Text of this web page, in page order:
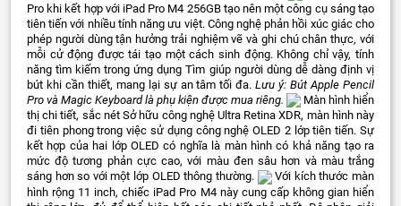
Pro khi kết hợp với iPad Pro M4 256GB tạo nên một công cụ sáng tạo
tiên tiến với nhiều tính năng ưu việt. Công nghệ phản hồi xúc giác cho
phép người dùng tận hưởng trải nghiệm vẽ và ghi chú chân thực, với
mỗi cử động được tái tạo một cách sinh động. Không chỉ vậy, tính
năng tìm kiếm trong ứng dụng Tìm giúp người dùng dễ dàng định vị
bút khi cần thiết, mang lại sự an tâm tối đa.Lưu ý: Bút Apple Pencil
Pro và Magic Keyboard là phụ kiện được mua riêng.
Màn hình hiển
thị chi tiết, sắc nét Sở hữu công nghệ Ultra Retina XDR, màn hình này
đi tiên phong trong việc sử dụng công nghệ OLED 2 lớp tiên tiến. Sự
kết hợp của hai lớp OLED có nghĩa là màn hình có khả năng tạo ra
mức độ tương phản cực cao, với màu đen sâu hơn và màu trắng
sáng hơn so với một lớp OLED thông thường.
Với kích thước màn
hình rộng 11 inch, chiếc iPad Pro M4 này cung cấp không gian hiển